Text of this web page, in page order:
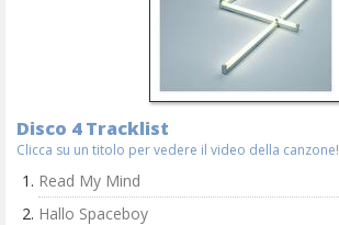
Disco 4 Tracklist
Clicca su un titolo per vedere il video della canzone!
Read My Mind
Hallo Spaceboy